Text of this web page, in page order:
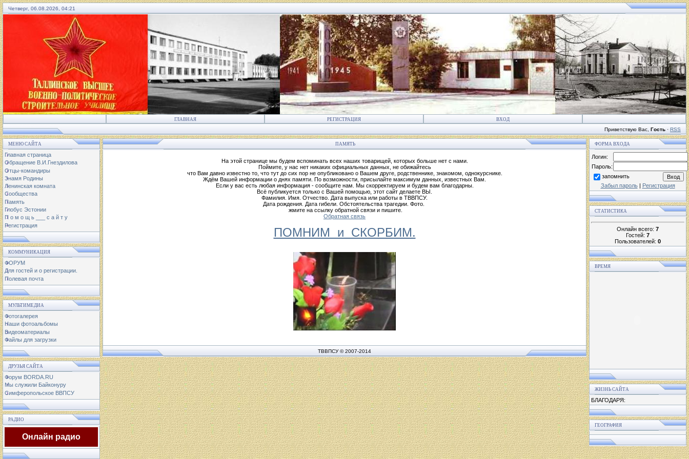
Четверг, 06.08.2026, 04:21
ГЛАВНАЯ РЕГИСТРАЦИЯ ВХОД
Приветствую Вас Гость · RSS
МЕНЮ САЙТА
Главная страница
Обращение В.И.Гнездилова
Отцы-командиры
Знамя Родины
Ленинская комната
Сообщества
Память
Глобус Эстонии
П о м о щ ь ___ с а й т у
Регистрация
КОММУНИКАЦИЯ
ФОРУМ
Для гостей и о регистрации.
Полевая почта
МУЛЬТИМЕДИА
Фотогалерея
Наши фотоальбомы
Видеоматериалы
Файлы для загрузки
ДРУЗЬЯ САЙТА
Форум BORDA.RU
Мы служили Байконуру
Симферопольское ВВПСУ
РАДИО
Онлайн радио
ПАМЯТЬ
На этой странице мы будем вспоминать всех наших товарищей, которых больше нет с нами.
Поймите, у нас нет никаких официальных данных, не обижайтесь
что Вам давно известно то, что тут до сих пор не опубликовано о Вашем друге, родственнике, знакомом, однокурснике.
Ждём Вашей информации о днях памяти. По возможности, присылайте максимум данных, известных Вам.
Если у вас есть любая информация - сообщите нам. Мы скорректируем и будем вам благодарны.
Всё публикуется только с Вашей помощью, этот сайт делаете ВЫ.
Фамилия. Имя. Отчество. Дата выпуска или работы в ТВВПСУ.
Дата рождения. Дата гибели. Обстоятельства трагедии. Фото.
жмите на ссылку обратной связи и пишите.
Обратная связь
ПОМНИМ и СКОРБИМ.
ТВВПСУ © 2007-2014
ФОРМА ВХОДА
Логин:
Пароль:
запомнить
Забыл пароль| Регистрация
СТАТИСТИКА
Онлайн всего: 7
Гостей: 7
Пользователей: 0
ВРЕМЯ
ЖИЗНЬ САЙТА
БЛАГОДАРЯ:
ГЕОГРАФИЯ